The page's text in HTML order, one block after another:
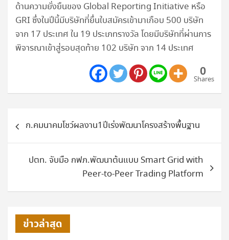
ด้านความยั่งยืนของ Global Reporting Initiative หรือ
GRI ซึ่งในปีนี้มีบริษัทที่ยื่นใบสมัครเข้ามาเกือบ 500 บริษัท
จาก 17 ประเทศ ใน 19 ประเภทรางวัล โดยมีบริษัทที่ผ่านการ
พิจารณาเข้าสู่รอบสุดท้าย 102 บริษัท จาก 14 ประเทศ
0
Shares
เรื่องก.คมนาคมโชว์ผลงาน1ปีเร่งพัฒนาโครงสร้างพื้นฐาน
ปตท. จับมือ กฟภ.พัฒนาต้นแบบ Smart Grid with
Peer-to-Peer Trading Platform
ข่าวล่าสุด